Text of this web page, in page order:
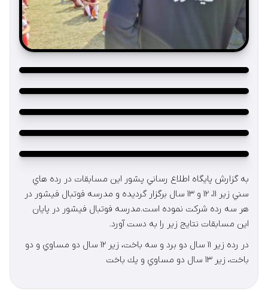
به گزارش پايگاه اطلاع رساني پشور اين مسابقات در رده هاي
سني زير ١١، ١٢ و ١٣ سال برگزار گرديده و مدرسه فوتبال فيشور در
هر سه رده شركت نموده است.مدرسه فوتبال فيشور در پايان
اين مسابقات نتايج زير را به دست آورد.
در رده زير ١١ سال دو برد و سه باخت، زير ١٢ سال دو مساوي و دو
باخت، زير ١٣ سال دو مساوي و يك باخت